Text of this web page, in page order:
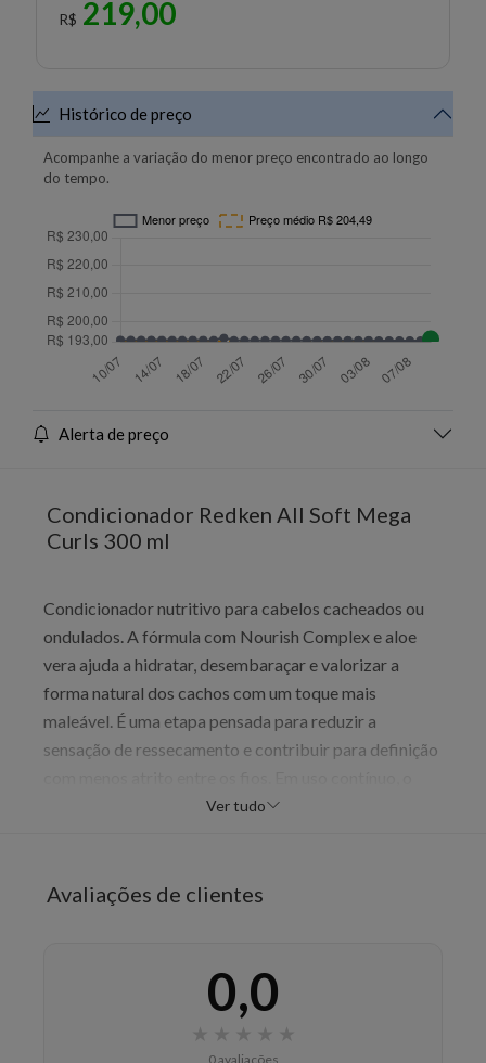
R$ 219,00
Histórico de preço
Acompanhe a variação do menor preço encontrado ao longo
do tempo.
Alerta de preço
Condicionador Redken All Soft Mega
Curls 300 ml
Condicionador nutritivo para cabelos cacheados ou
ondulados. A fórmula com Nourish Complex e aloe
vera ajuda a hidratar, desembaraçar e valorizar a
forma natural dos cachos com um toque mais
maleável. É uma etapa pensada para reduzir a
sensação de ressecamento e contribuir para definição
resultado esperado é um cabelo com curvatura mais
reduzir o ressecamento
Ver tudo
Avaliações de clientes
0,0
0 avaliações